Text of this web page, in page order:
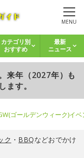
MENU
カテゴリ別
おすすめ
最新
ニュース
来年（2027年）も
ます。
ゴールデンウィーク)イ
ク ・ BBQなどおでかけ